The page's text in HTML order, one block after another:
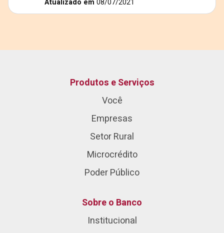
Atualizado em 08/07/2021
Produtos e Serviços
Você
Empresas
Setor Rural
Microcrédito
Poder Público
Sobre o Banco
Institucional